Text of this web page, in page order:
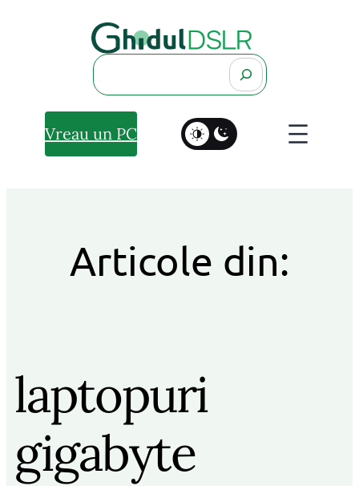
Search
Vreau un PC
Articole din:
laptopuri
gigabyte